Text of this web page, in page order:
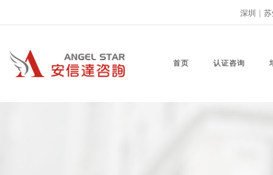
深圳 |
首页 认证咨询